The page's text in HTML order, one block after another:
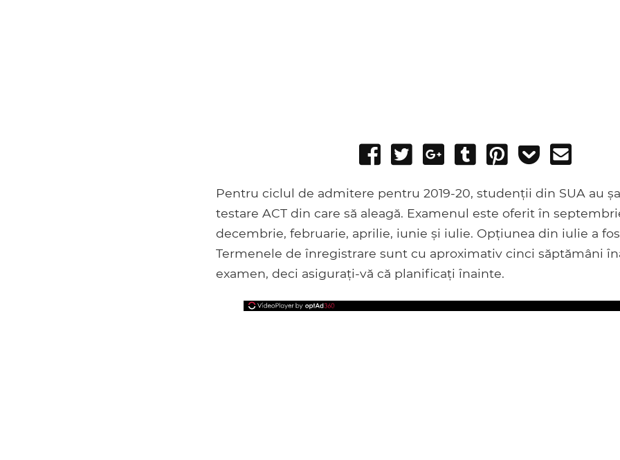
Share
Facebook
Tweet
Share
Google+
Post
Tumblr
Pin
Add
Pocket
Pentru ciclul de admitere pentru 2019-20, studenții din SUA au
testare ACT din care să aleagă. Examenul este oferit în
decembrie, februarie, aprilie, iunie și iulie. Opțiunea din iulie a
Termenele de înregistrare sunt cu aproximativ cinci săptămâni
examen, deci asigurați-vă că planificați înainte.